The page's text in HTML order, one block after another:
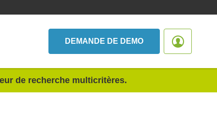
DEMANDE DE DEMO
de recherche multicritères.